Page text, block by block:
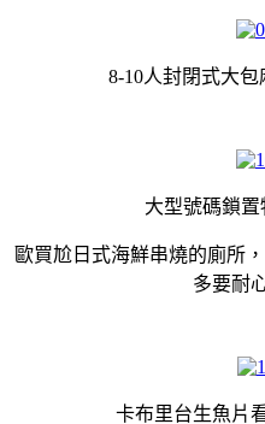
8-10人封閉式大
大型號碼鎖
歐買尬日式海鮮串燒的廁所
多要耐
卡布里台生魚片